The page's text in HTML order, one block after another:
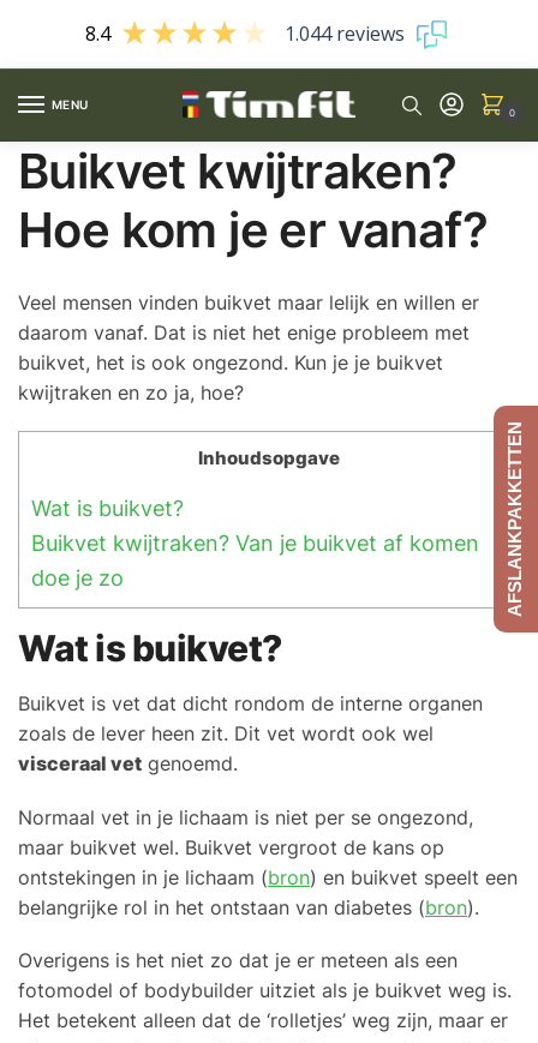
8.4 1.044 reviews
MENU
0
Buikvet kwijtraken?
Hoe kom je er vanaf?
Veel mensen vinden buikvet maar lelijk en willen er
daarom vanaf. Dat is niet het enige probleem met
buikvet, het is ook ongezond. Kun je je buikvet
kwijtraken en zo ja, hoe?
Inhoudsopgave
Wat is buikvet?
Buikvet kwijtraken? Van je buikvet af komen
doe je zo
Wat is buikvet?
Buikvet is vet dat dicht rondom de interne organen
zoals de lever heen zit. Dit vet wordt ook wel
visceraal vet genoemd.
Normaal vet in je lichaam is niet per se ongezond,
maar buikvet wel. Buikvet vergroot de kans op
ontstekingen in je lichaam (bron) en buikvet speelt een
belangrijke rol in het ontstaan van diabetes (bron).
Overigens is het niet zo dat je er meteen als een
fotomodel of bodybuilder uitziet als je buikvet weg is.
Het betekent alleen dat de ‘rolletjes’ weg zijn, maar er
AFSLANKPAKKETTEN